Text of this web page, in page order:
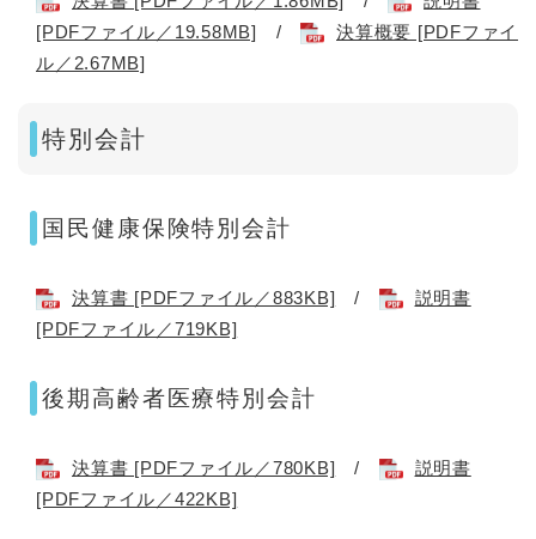
[PDFファイル／19.58MB]
/
決算概要 [PDFファイ
ル／2.67MB]
特別会計
国民健康保険特別会計
決算書 [PDFファイル／883KB] /
説明書
[PDFファイル／719KB]
後期高齢者医療特別会計
決算書 [PDFファイル／780KB] /
説明書
[PDFファイル／422KB]